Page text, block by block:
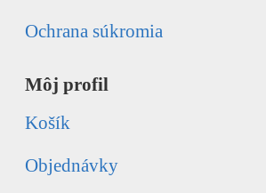
Ochrana súkromia
Môj profil
Košík
Objednávky